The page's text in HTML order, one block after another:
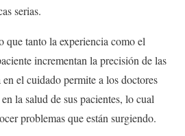
serias.
que tanto la experiencia como el
incrementan la precisión de las
el cuidado permite a los doctores
la salud de sus pacientes, lo cual
problemas que están surgiendo.